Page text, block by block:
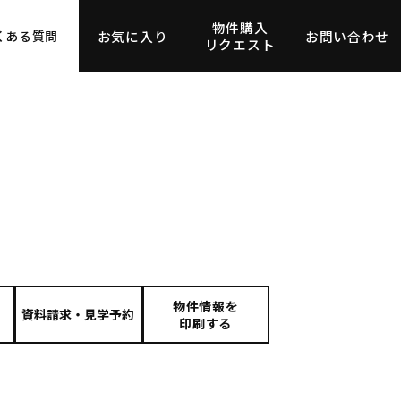
ある質問 お気に入り
物件購入
リクエスト
お問い合わせ
物件情報を
印刷する